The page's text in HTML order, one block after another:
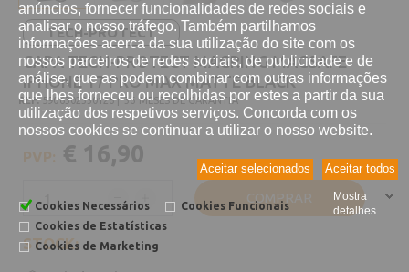
anúncios, fornecer funcionalidades de redes sociais e
analisar o nosso tráfego. Também partilhamos
informações acerca da sua utilização do site com os
nossos parceiros de redes sociais, de publicidade e de
análise, que as podem combinar com outras informações
que lhes forneceu ou recolhidas por estes a partir da sua
utilização dos respetivos serviços. Concorda com os
nossos cookies se continuar a utilizar o nosso website.
Aceitar todos
Aceitar selecionados
Cookies Necessários
Cookies Funcionais
Cookies de Estatísticas
Cookies de Marketing
Mostra
detalhes
TECH-PROTECT
CAPA TECH-PROTECT MAGRING MAGSAFE
IPHONE 17 PRO MAX MATTE BLACK
REF:5906302330126 | 36 MESES DE GARANTIA
PVP: € 16,90
COMPRAR
STOCK: